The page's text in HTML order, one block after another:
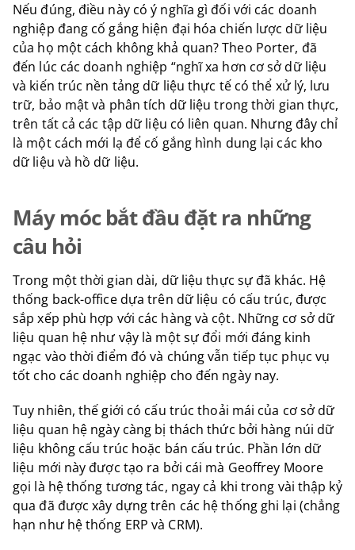
Nếu đúng, điều này có ý nghĩa gì đối với các doanh
nghiệp đang cố gắng hiện đại hóa chiến lược dữ liệu
của họ một cách không khả quan? Theo Porter, đã
đến lúc các doanh nghiệp “nghĩ xa hơn cơ sở dữ liệu
và kiến ​​trúc nền tảng dữ liệu thực tế có thể xử lý, lưu
trữ, bảo mật và phân tích dữ liệu trong thời gian thực,
trên tất cả các tập dữ liệu có liên quan. Nhưng đây chỉ
là một cách mới lạ để cố gắng hình dung lại các kho
dữ liệu và hồ dữ liệu.
Máy móc bắt đầu đặt ra những
câu hỏi
Trong một thời gian dài, dữ liệu thực sự đã khác. Hệ
thống back-office dựa trên dữ liệu có cấu trúc, được
sắp xếp phù hợp với các hàng và cột. Những cơ sở dữ
liệu quan hệ như vậy là một sự đổi mới đáng kinh
ngạc vào thời điểm đó và chúng vẫn tiếp tục phục vụ
tốt cho các doanh nghiệp cho đến ngày nay.
Tuy nhiên, thế giới có cấu trúc thoải mái của cơ sở dữ
liệu quan hệ ngày càng bị thách thức bởi hàng núi dữ
liệu không cấu trúc hoặc bán cấu trúc. Phần lớn dữ
liệu mới này được tạo ra bởi cái mà Geoffrey Moore
gọi là hệ thống tương tác, ngay cả khi trong vài thập kỷ
qua đã được xây dựng trên các hệ thống ghi lại (chẳng
hạn như hệ thống ERP và CRM).